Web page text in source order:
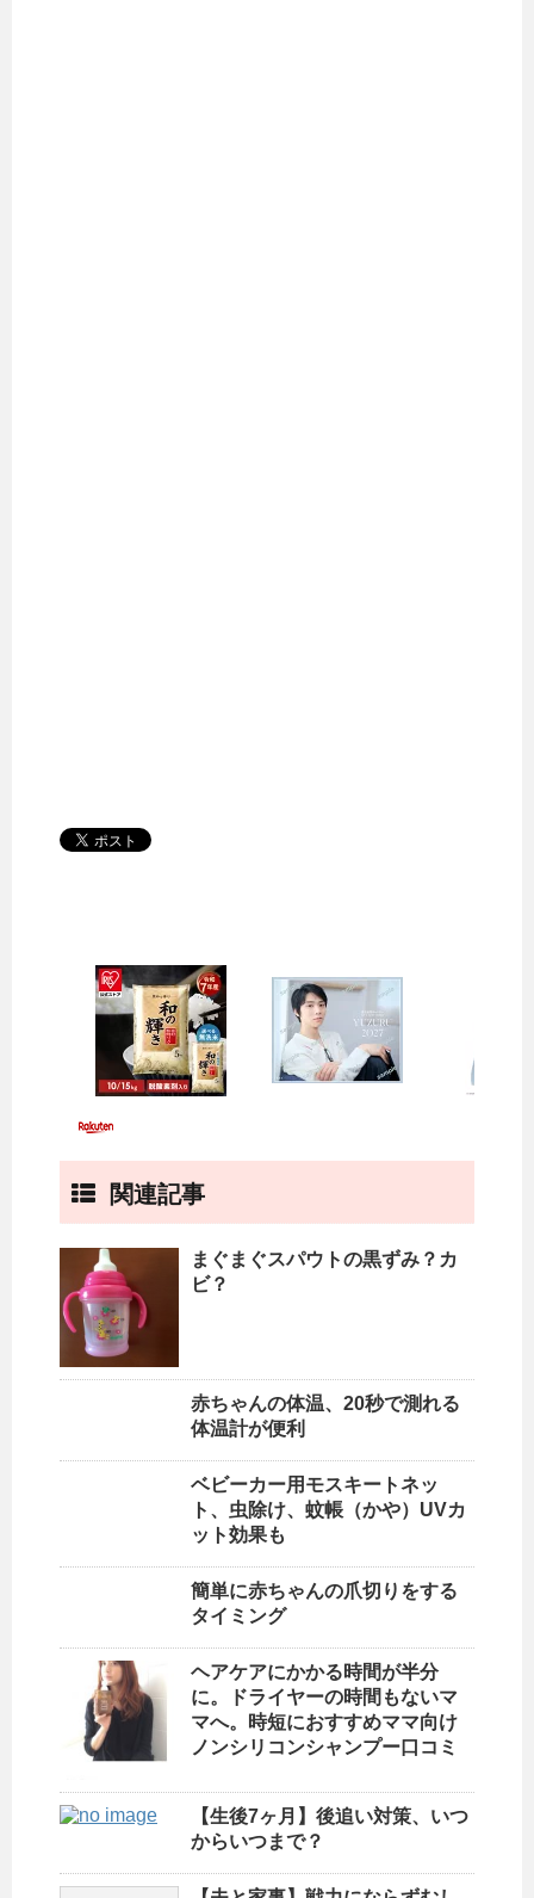
関連記事
まぐまぐスパウトの黒ずみ？カ
ビ？
赤ちゃんの体温、20秒で測れる
体温計が便利
ベビーカー用モスキートネッ
ト、虫除け、蚊帳（かや）UVカ
ット効果も
簡単に赤ちゃんの爪切りをする
タイミング
ヘアケアにかかる時間が半分
に。ドライヤーの時間もないマ
マへ。時短におすすめママ向け
ノンシリコンシャンプー口コミ
【生後7ヶ月】後追い対策、いつ
からいつまで？